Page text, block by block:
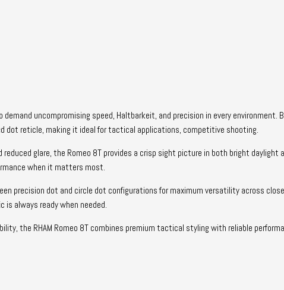
demand uncompromising speed , Haltbarkeit, and precision in every environment
dot reticle making it ideal for tactical applications competitive shooting
glare the Romeo 8T provides a crisp sight picture in both bright daylight
when it matters most
precision dot and circle dot configurations for maximum versatility across
always ready when needed
the RHAM Romeo 8T combines premium tactical styling with reliable